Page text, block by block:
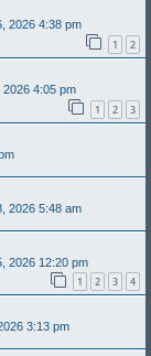
2026 4:38 pm
1 2
2026 4:05 pm
1 2 3
2026 5:48 am
2026 12:20 pm
1 2 3 4
3:13 pm